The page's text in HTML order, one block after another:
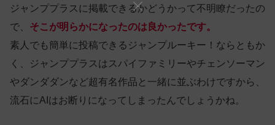
ジャンププラスに掲載できるかどうかって不明瞭だったの
で、 そこが明らかになったのは良かったです。
素人でも簡単に投稿できるジャンプルーキー！ならともか
く、ジャンププラスはスパイファミリーやチェンソーマン
やダンダダンなど超有名作品と一緒に並ぶわけですから、
流石にAIはお断りになってしまったんでしょうかね。